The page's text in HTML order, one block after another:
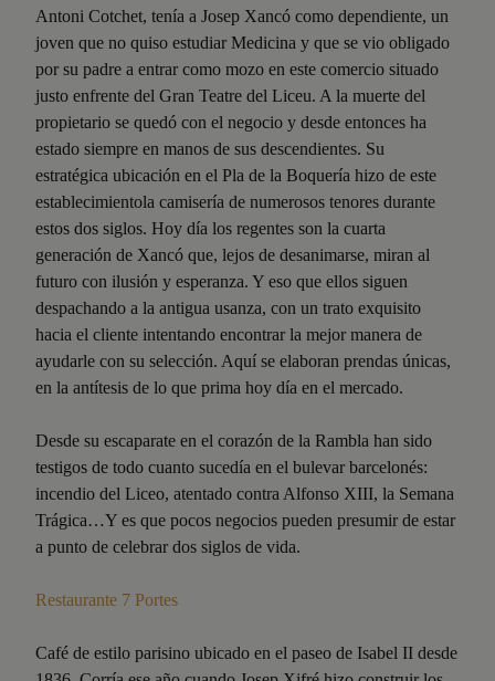
Antoni Cotchet, tenía a Josep Xancó como dependiente, un
joven que no quiso estudiar Medicina y que se vio obligado
por su padre a entrar como mozo en este comercio situado
justo enfrente del Gran Teatre del Liceu. A la muerte del
propietario se quedó con el negocio y desde entonces ha
estado siempre en manos de sus descendientes. Su
estratégica ubicación en el Pla de la Boquería hizo de este
establecimientola camisería de numerosos tenores durante
estos dos siglos. Hoy día los regentes son la cuarta
generación de Xancó que, lejos de desanimarse, miran al
futuro con ilusión y esperanza. Y eso que ellos siguen
despachando a la antigua usanza, con un trato exquisito
hacia el cliente intentando encontrar la mejor manera de
ayudarle con su selección. Aquí se elaboran prendas únicas,
en la antítesis de lo que prima hoy día en el mercado.
Desde su escaparate en el corazón de la Rambla han sido
testigos de todo cuanto sucedía en el bulevar barcelonés:
incendio del Liceo, atentado contra Alfonso XIII, la Semana
Trágica…Y es que pocos negocios pueden presumir de estar
a punto de celebrar dos siglos de vida.
Restaurante 7 Portes
Café de estilo parisino ubicado en el paseo de Isabel II desde